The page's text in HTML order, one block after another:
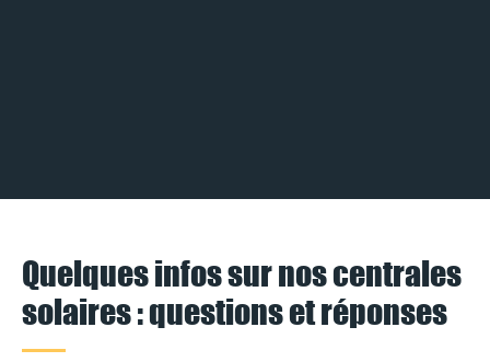
Quelques infos sur nos centrales
solaires : questions et réponses